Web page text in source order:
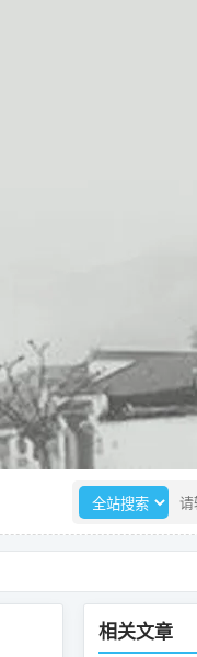
选择搜索范围 请
相关文章